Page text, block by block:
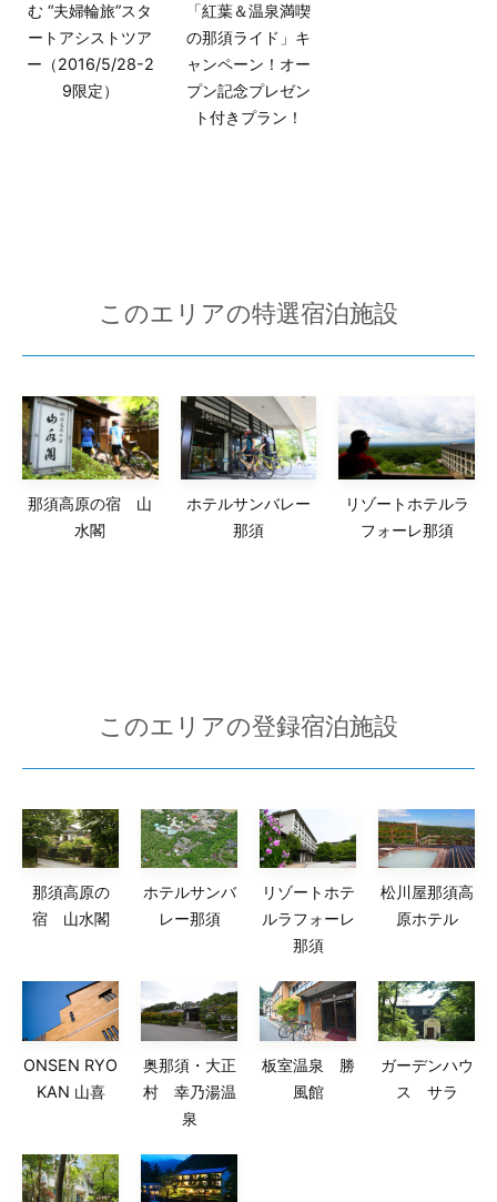
む “夫婦輪旅”スタ
ートアシストツア
ー（2016/5/28-2
9限定）
「紅葉＆温泉満喫
の那須ライド」キ
ャンペーン！オー
プン記念プレゼン
ト付きプラン！
このエリアの特選宿泊施設
那須高原の宿 山
水閣
ホテルサンバレー
那須
リゾートホテルラ
フォーレ那須
このエリアの登録宿泊施設
那須高原の
宿 山水閣
ホテルサンバ
レー那須
リゾートホテ
ルラフォーレ
那須
松川屋那須高
原ホテル
ONSEN RYO
KAN 山喜
奥那須・大正
村 幸乃湯温
泉
板室温泉 勝
風館
ガーデンハウ
ス サラ